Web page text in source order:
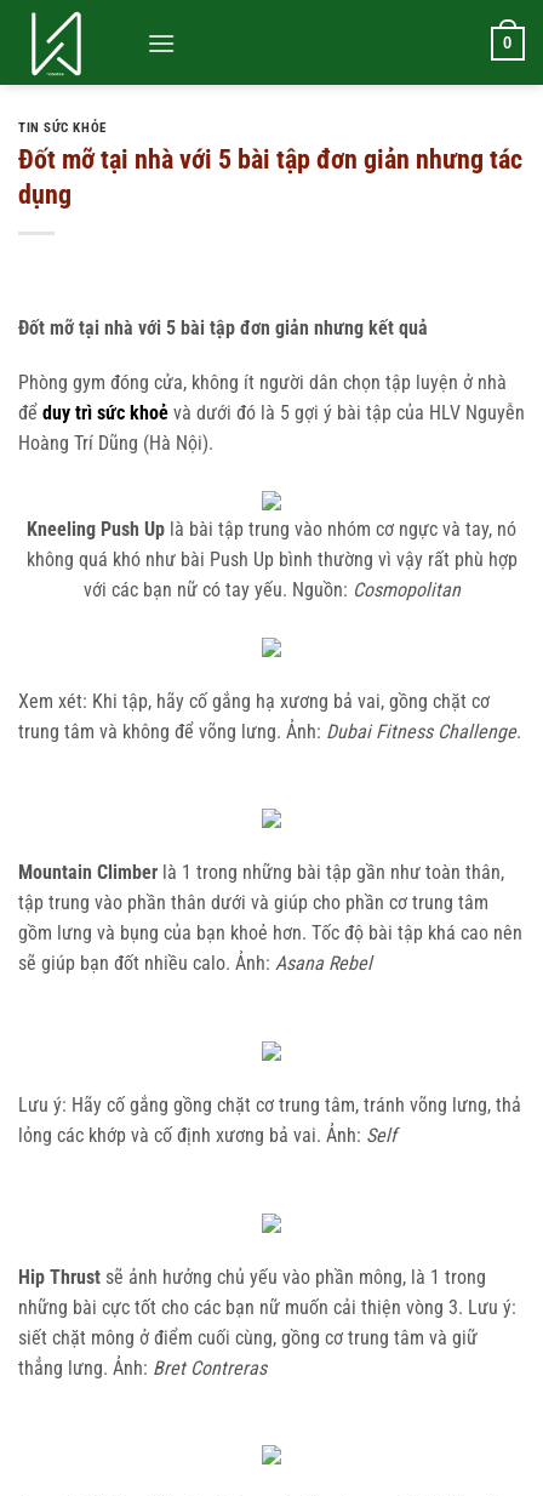
0
TIN SỨC KHỎE
Đốt mỡ tại nhà với 5 bài tập đơn giản nhưng tác
dụng
Đốt mỡ tại nhà với 5 bài tập đơn giản nhưng kết quả
Phòng gym đóng cửa, không ít người dân chọn tập luyện ở nhà
để duy trì sức khoẻ và dưới đó là 5 gợi ý bài tập của HLV Nguyễn
Hoàng Trí Dũng (Hà Nội).
Kneeling Push Up là bài tập trung vào nhóm cơ ngực và tay, nó
không quá khó như bài Push Up bình thường vì vậy rất phù hợp
với các bạn nữ có tay yếu. Nguồn: Cosmopolitan
Xem xét: Khi tập, hãy cố gắng hạ xương bả vai, gồng chặt cơ
trung tâm và không để võng lưng. Ảnh: Dubai Fitness Challenge.
Mountain Climber là 1 trong những bài tập gần như toàn thân,
tập trung vào phần thân dưới và giúp cho phần cơ trung tâm
gồm lưng và bụng của bạn khoẻ hơn. Tốc độ bài tập khá cao nên
sẽ giúp bạn đốt nhiều calo. Ảnh: Asana Rebel
Lưu ý: Hãy cố gắng gồng chặt cơ trung tâm, tránh võng lưng, thả
lỏng các khớp và cố định xương bả vai. Ảnh: Self
Hip Thrust sẽ ảnh hưởng chủ yếu vào phần mông, là 1 trong
những bài cực tốt cho các bạn nữ muốn cải thiện vòng 3. Lưu ý:
siết chặt mông ở điểm cuối cùng, gồng cơ trung tâm và giữ
thẳng lưng. Ảnh: Bret Contreras